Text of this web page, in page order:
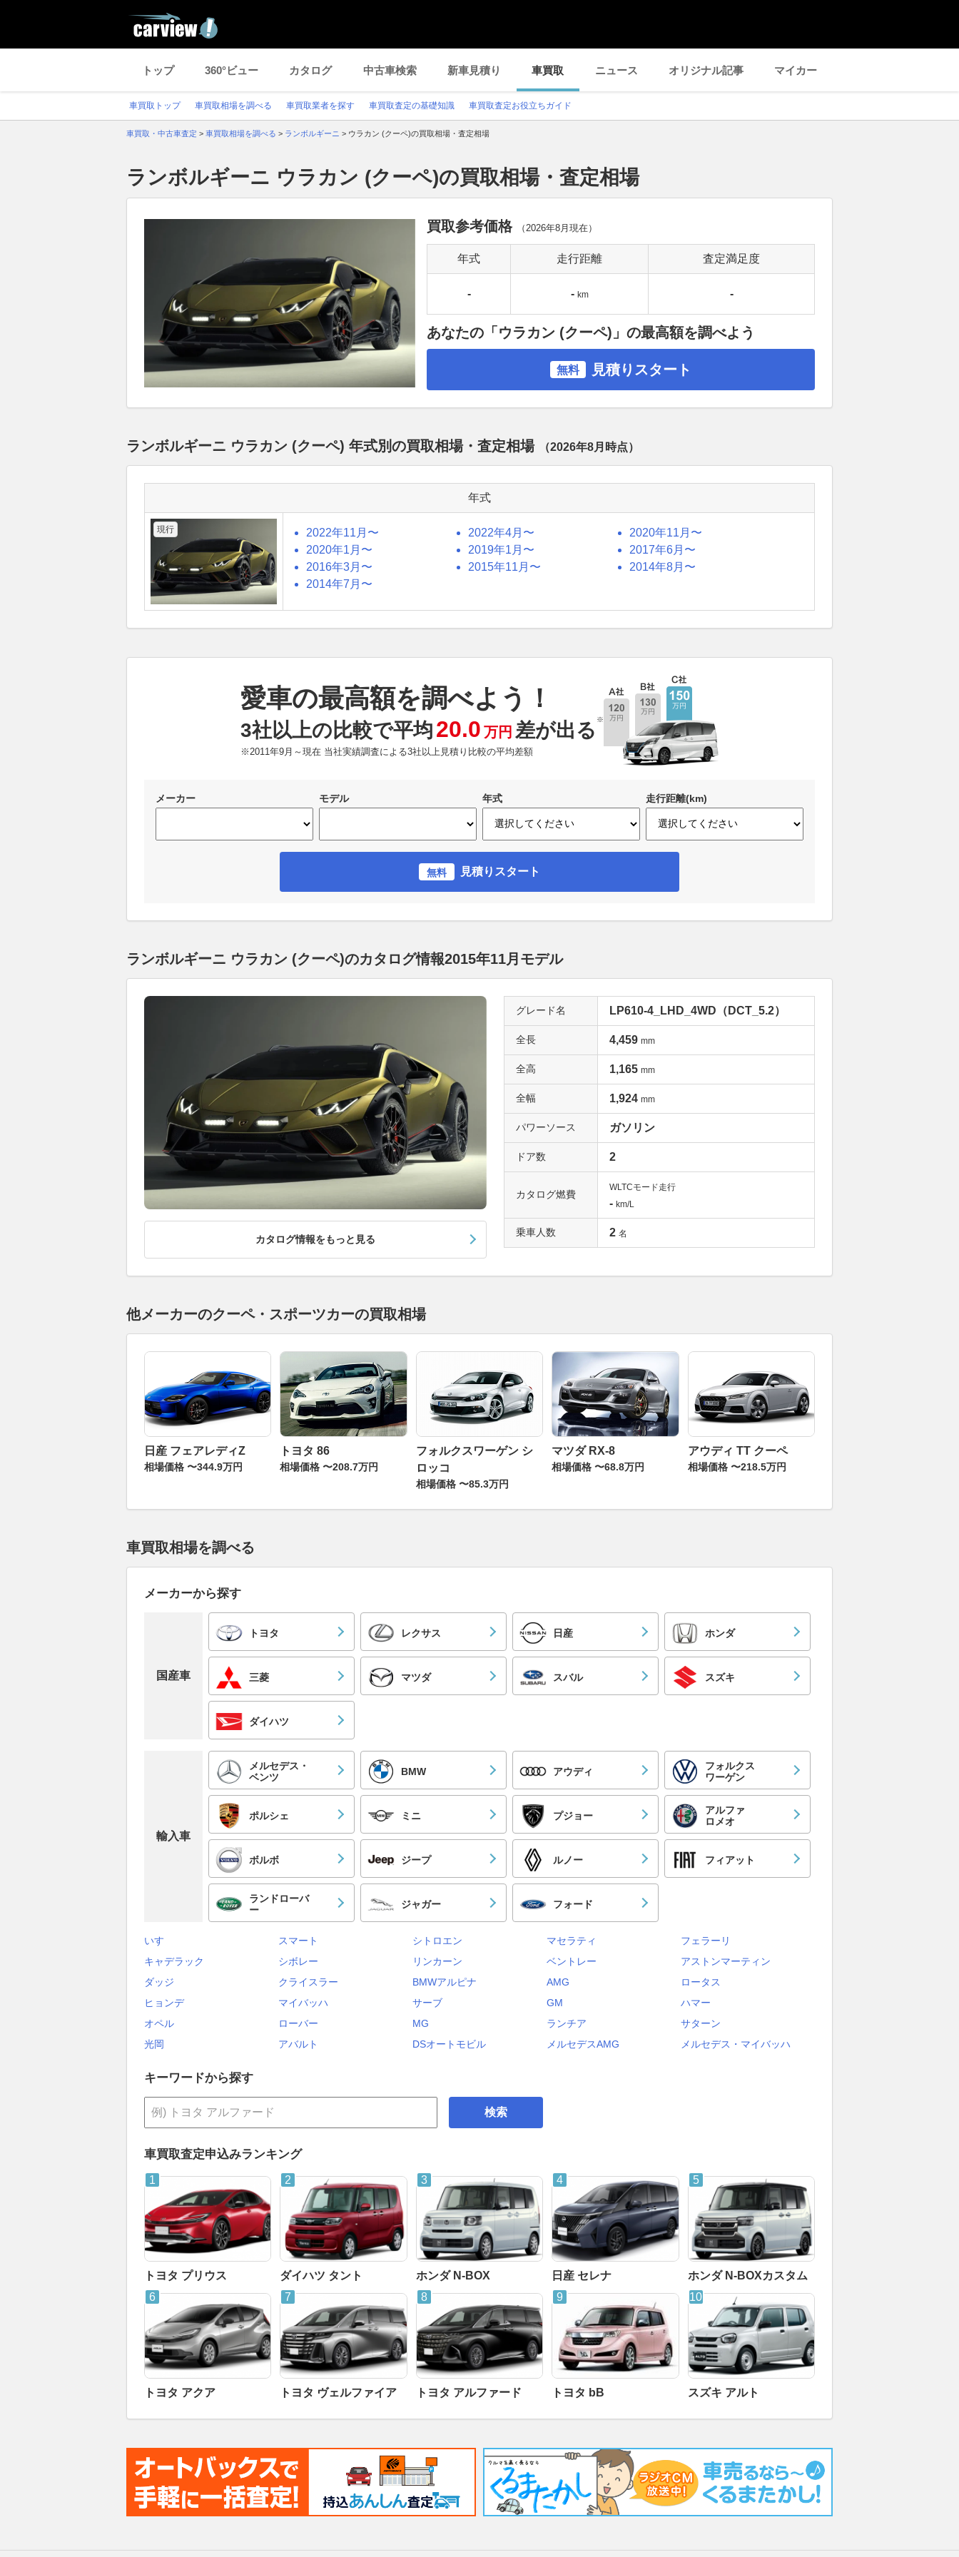
トップ 360°ビュー カタログ 中古車検索 新車見積り 車買取 ニュース オリジナル記事 マイカー
車買取トップ 車買取相場を調べる 車買取業者を探す 車買取査定の基礎知識 車買取査定お役立ちガイド
車買取・中古車査定 > 車買取相場を調べる > ランボルギーニ > ウラカン (クーペ)の買取相場・査定相場
ランボルギーニ ウラカン (クーペ)の買取相場・査定相場
買取参考価格 （2026年8月 現在）
年式 走行距離 査定満足度
- - km -
あなたの「ウラカン (クーペ)」の最高額を調べよう
無料 見積りスタート
ランボルギーニ ウラカン (クーペ) 年式別の買取相場・査定相場 （2026年8月 時点）
年式
現行 2022年11月〜 2022年4月〜
2020年11月〜
2020年1月〜
2019年1月〜
2017年6月〜
2016年3月〜
2015年11月〜
2014年8月〜
2014年7月〜
愛車の最高額を調べよう！
3社以上の比較で平均20.0 万円 差が出る ※
※2011年9月～現在 当社実績調査による3社以上見積り比較の平均差額
メーカー モデル 年式 走行距離(km)
無料 見積りスタート
ランボルギーニ ウラカン (クーペ)のカタログ情報2015年11月モデル
カタログ情報をもっと見る
グレード名 LP610-4_LHD_4WD（DCT_5.2）
全長 4,459 mm
全高 1,165 mm
全幅 1,924 mm
パワーソース ガソリン
ドア数 2
カタログ燃費
WLTCモード走行
- km/L
乗車人数 2 名
他メーカーのクーペ・スポーツカーの買取相場
日産 フェアレディZ
相場価格 〜344.9万円
トヨタ 86
相場価格 〜208.7万円
フォルクスワーゲン シ
ロッコ
相場価格 〜85.3万円
マツダ RX-8
相場価格 〜68.8万円
アウディ TT クーペ
相場価格 〜218.5万円
車買取相場を調べる
メーカーから探す
国産車
トヨタ レクサス 日産 ホンダ
三菱 マツダ スバル スズキ
ダイハツ
輸入車
メルセデス・
ベンツ
BMW アウディ
フォルクス
ワーゲン
ポルシェ ミニ プジョー
アルファ
ロメオ
ボルボ ジープ ルノー フィアット
ランドローバ
ー
ジャガー フォード
いすゞ スマート シトロエン マセラティ
フェラーリ
キャデラック
シボレー リンカーン ベントレー
アストンマーティン
ダッジ
クライスラー BMWアルピナ AMG
ロータス
ヒョンデ
マイバッハ サーブ GM
ハマー
オペル
ローバー MG ランチア
サターン
光岡
アバルト DSオートモビル メルセデスAMG メルセデス・マイバッハ
キーワードから探す
検索
車買取査定申込みランキング
トヨタ プリウス ダイハツ タント ホンダ N-BOX 日産 セレナ ホンダ N-BOXカスタム
トヨタ アクア トヨタ ヴェルファイア トヨタ アルファード トヨタ bB スズキ アルト